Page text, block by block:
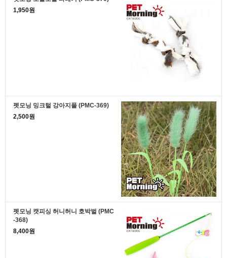
1,950원
펫모닝 밍크털 강아지풀 (PMC-369)
2,500원
펫모닝 캣피싱 허니허니 호박벌 (PMC
-368)
8,400원